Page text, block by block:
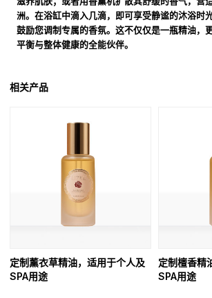
洲。在浴缸中滴入几滴，即可享受静谧的沐浴时
鼓励您调制专属的香氛。这不仅仅是一瓶精油，
平衡与整体健康的全能伙伴。
相关产品
定制薰衣草精油，适用于个人及
SPA用途
定制檀香精
SPA用途